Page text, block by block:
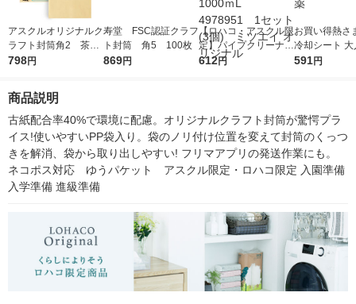
アスクルオリジナルク
ラフト封筒角2 茶
1袋（100枚入） オリ
798円
寿堂 FSC認証クラフ
ト封筒 角5 100枚
869円
【ロハコ・アスクル限
定】パイプクリーナー
ジェルタイプ（塩素
612円
お買い得熱さ
冷却シート
枚入 冷感ツブ
591円
商品説明
古紙配合率40%で環境に配慮。オリジナルクラフト封筒が驚愕プラ
イス!使いやすいPP袋入り。袋のノリ付け位置を変えて封筒のくっつ
きを解消、袋から取り出しやすい! フリマアプリの発送作業にも。
ネコポス対応　ゆうパケット　アスクル限定・ロハコ限定 入園準備
入学準備 進級準備